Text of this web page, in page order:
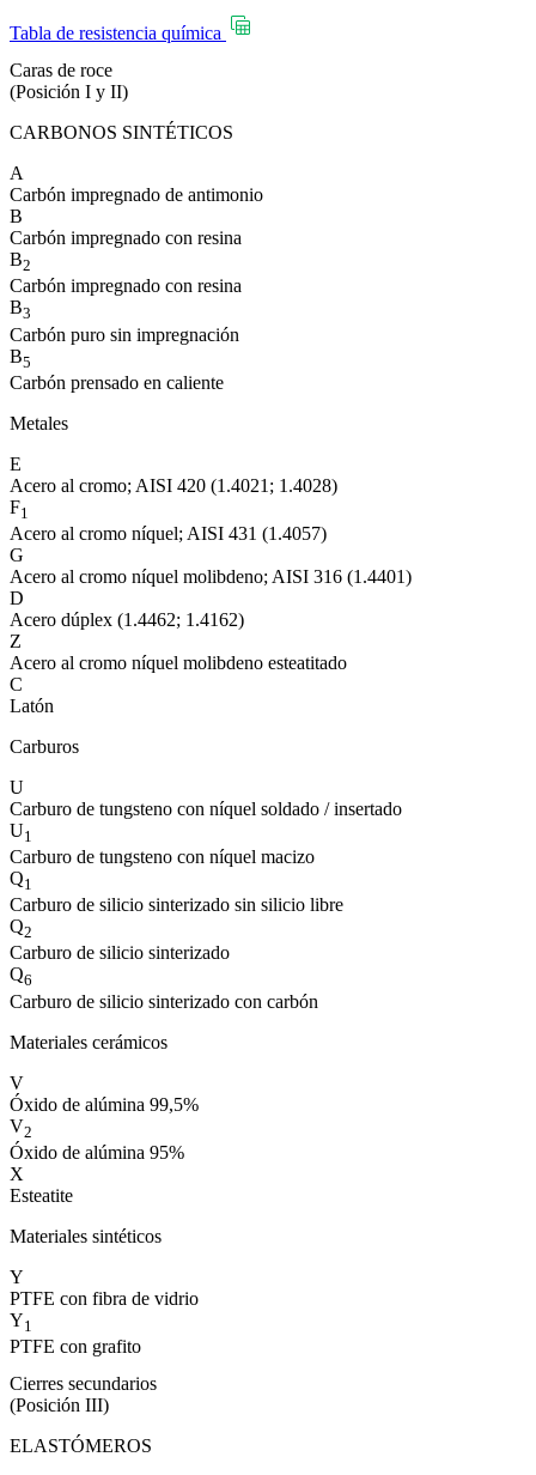
Tabla de resistencia química
Caras de roce
(Posición I y II)
CARBONOS SINTÉTICOS
A
Carbón impregnado de antimonio
B
Carbón impregnado con resina
B2
Carbón impregnado con resina
B3
Carbón puro sin impregnación
B5
Carbón prensado en caliente
Metales
E
Acero al cromo; AISI 420 (1.4021; 1.4028)
F1
Acero al cromo níquel; AISI 431 (1.4057)
G
Acero al cromo níquel molibdeno; AISI 316 (1.4401)
D
Acero dúplex (1.4462; 1.4162)
Z
Acero al cromo níquel molibdeno esteatitado
C
Latón
Carburos
U
Carburo de tungsteno con níquel soldado / insertado
U1
Carburo de tungsteno con níquel macizo
Q1
Carburo de silicio sinterizado sin silicio libre
Q2
Carburo de silicio sinterizado
Q6
Carburo de silicio sinterizado con carbón
Materiales cerámicos
V
Óxido de alúmina 99,5%
V2
Óxido de alúmina 95%
X
Esteatite
Materiales sintéticos
Y
PTFE con fibra de vidrio
Y1
PTFE con grafito
Cierres secundarios
(Posición III)
ELASTÓMEROS